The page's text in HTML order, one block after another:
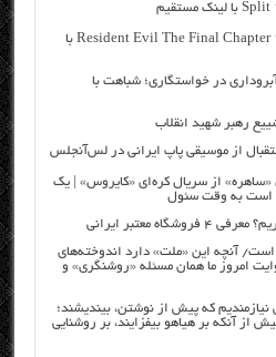
دانلود رایگان فیلم خارجی Resident Evil The Final Chapter 2017 با
در خواستگاری؛ شباهت با
از موسیقی پاپ ایرانی در لس‌آنجلس
«ساهره» از سریال کره‌ای «کایروس» | یک
است به وقت سئول
معتبر ایرانی
آنچه این «ملت» دارد اندوخته‌های
امروز ما همان مسئله «روشنگری» و
که پیش از نوشتن، بیندیشند؛
از آنکه بر هیاهو بیفزایند، بر روشنایی